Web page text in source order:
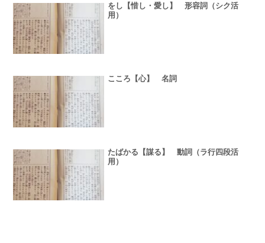
をし【惜し・愛し】 形容詞（シク活
用）
こころ【心】 名詞
たばかる【謀る】 動詞（ラ行四段活
用）